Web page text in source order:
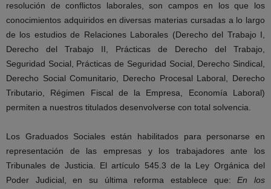
resolución de conflictos laborales, son campos en los que los
conocimientos adquiridos en diversas materias cursadas a lo largo
de los estudios de Relaciones Laborales (Derecho del Trabajo I,
Derecho del Trabajo II, Prácticas de Derecho del Trabajo,
Seguridad Social, Prácticas de Seguridad Social, Derecho Sindical,
Derecho Social Comunitario, Derecho Procesal Laboral, Derecho
Tributario, Régimen Fiscal de la Empresa, Economía Laboral)
permiten a nuestros titulados desenvolverse con total solvencia.
Los Graduados Sociales están habilitados para personarse en
representación de las empresas y los trabajadores ante los
Tribunales de Justicia. El artículo 545.3 de la Ley Orgánica del
Poder Judicial, en su última reforma establece que:En los